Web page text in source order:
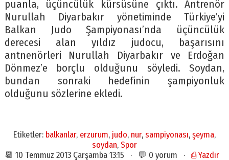
puanla, üçüncülük kürsüsüne çıktı. Antrenör
Nurullah Diyarbakır yönetiminde Türkiye’yi
Balkan Judo Şampiyonası’nda üçüncülük
derecesi alan yıldız judocu, başarısını
antnenörleri Nurullah Diyarbakır ve Erdoğan
Dönmez’e borçlu olduğunu söyledi. Soydan,
bundan sonraki hedefinin şampiyonluk
olduğunu sözlerine ekledi.
Etiketler: balkanlar, erzurum, judo, nur, sampiyonası, şeyma,
soydan, Spor
📆 10 Temmuz 2013 Çarşamba 13:15 · 💬 0 yorum · ⎙ Yazdır